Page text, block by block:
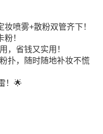
喷雾+散粉双管齐下！
！
，省钱又实用！
扑，随时随地补妆不慌
！🌟